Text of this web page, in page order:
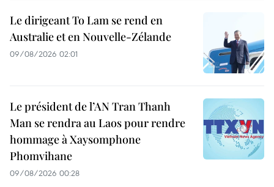
Le dirigeant To Lam se rend en
Australie et en Nouvelle-Zélande
09/08/2026 02:01
Le président de l’AN Tran Thanh
Man se rendra au Laos pour rendre
hommage à Xaysomphone
Phomvihane
09/08/2026 00:28